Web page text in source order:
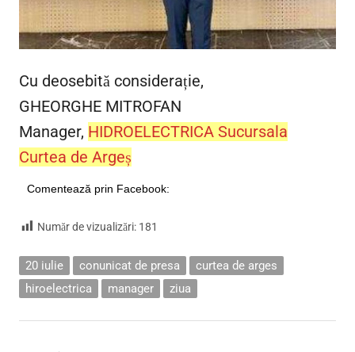
Cu deosebită considerație,
GHEORGHE MITROFAN
Manager, HIDROELECTRICA Sucursala
Curtea de Argeș
Comentează prin Facebook:
Număr de vizualizări: 181
20 iulie conunicat de presa
curtea de arges
hiroelectrica
manager ziua